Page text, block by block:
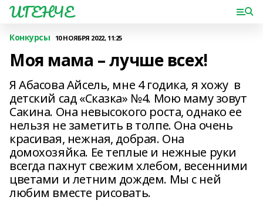
ИГЕНЧЕ
Конкурсы 10 НОЯБРЯ 2022, 11:25
Моя мама – лучше всех!
Я Абасова Айсель, мне 4 годика, я хожу в
детский сад «Сказка» №4. Мою маму зовут
Сакина. Она невысокого роста, однако ее
нельзя не заметить в толпе. Она очень
красивая, нежная, добрая. Она
домохозяйка. Ее теплые и нежные руки
всегда пахнут свежим хлебом, весенними
цветами и летним дождем. Мы с ней
любим вместе рисовать.